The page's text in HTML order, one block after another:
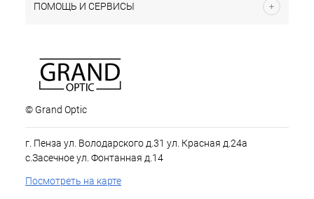
ПОМОЩЬ И СЕРВИСЫ
© Grand Optic
г. Пенза ул. Володарского д.31 ул. Красная д.24а
с.Засечное ул. Фонтанная д.14
Посмотреть на карте